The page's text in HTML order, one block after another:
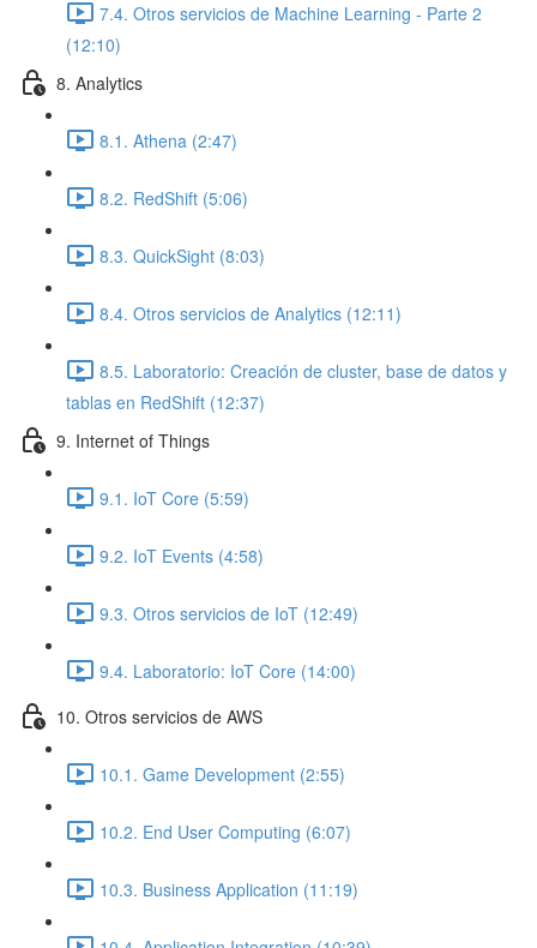
7.4. Otros servicios de Machine Learning - Parte 2
(12:10)
8. Analytics
8.1. Athena (2:47)
8.2. RedShift (5:06)
8.3. QuickSight (8:03)
8.4. Otros servicios de Analytics (12:11)
8.5. Laboratorio: Creación de cluster, base de datos y
tablas en RedShift (12:37)
9. Internet of Things
9.1. IoT Core (5:59)
9.2. IoT Events (4:58)
9.3. Otros servicios de IoT (12:49)
9.4. Laboratorio: IoT Core (14:00)
10. Otros servicios de AWS
10.1. Game Development (2:55)
10.2. End User Computing (6:07)
10.3. Business Application (11:19)